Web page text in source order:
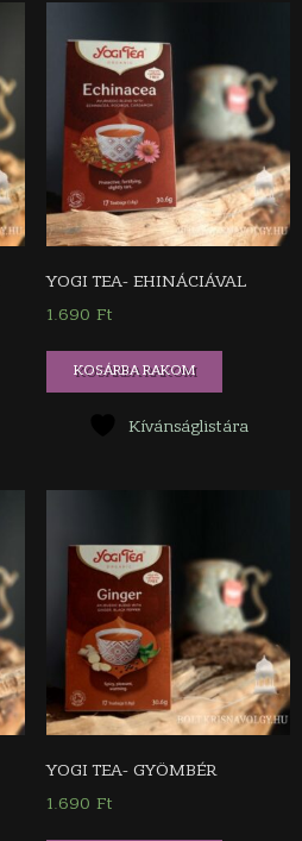
YOGI TEA- EHINÁCIÁVAL
1.690 Ft
KOSÁRBA RAKOM
Kívánságlistára
YOGI TEA- GYÖMBÉR
1.690 Ft